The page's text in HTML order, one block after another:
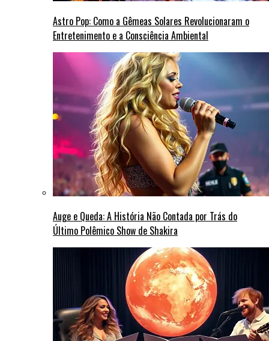
Astro Pop: Como a Gêmeas Solares Revolucionaram o
Entretenimento e a Consciência Ambiental
Auge e Queda: A História Não Contada por Trás do
Último Polêmico Show de Shakira